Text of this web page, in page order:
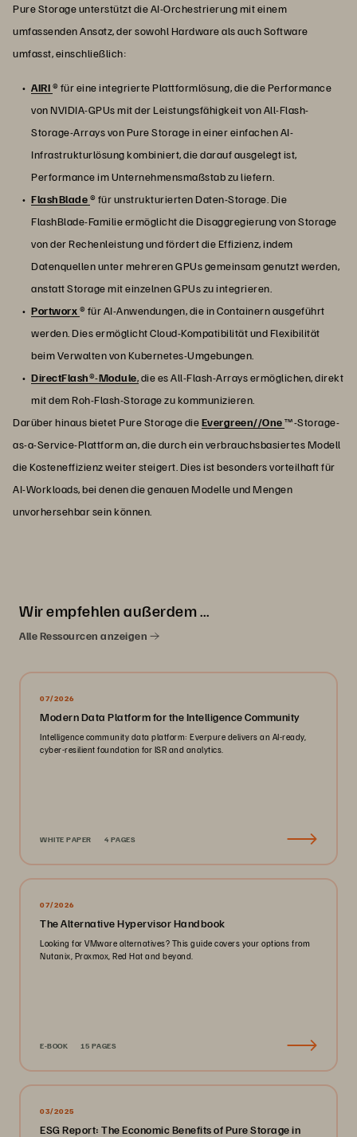
Pure Storage unterstützt die AI-Orchestrierung mit einem
umfassenden Ansatz, der sowohl Hardware als auch Software
umfasst, einschließlich:
AIRI® für eine integrierte Plattformlösung, die die Performance
von NVIDIA-GPUs mit der Leistungsfähigkeit von All-Flash-
Storage-Arrays von Pure Storage in einer einfachen AI-
Infrastrukturlösung kombiniert, die darauf ausgelegt ist,
Performance im Unternehmensmaßstab zu liefern.
FlashBlade® für unstrukturierten Daten-Storage. Die
FlashBlade-Familie ermöglicht die Disaggregierung von Storage
von der Rechenleistung und fördert die Effizienz, indem
Datenquellen unter mehreren GPUs gemeinsam genutzt werden,
anstatt Storage mit einzelnen GPUs zu integrieren.
Portworx® für AI-Anwendungen, die in Containern ausgeführt
werden. Dies ermöglicht Cloud-Kompatibilität und Flexibilität
beim Verwalten von Kubernetes-Umgebungen.
DirectFlash®-Module,die es All-Flash-Arrays ermöglichen, direkt
mit dem Roh-Flash-Storage zu kommunizieren.
Darüber hinaus bietet Pure Storage dieEvergreen//One™-Storage-
as-a-Service-Plattform an, die durch ein verbrauchsbasiertes Modell
die Kosteneffizienz weiter steigert. Dies ist besonders vorteilhaft für
AI-Workloads, bei denen die genauen Modelle und Mengen
unvorhersehbar sein können.
Wir empfehlen außerdem …
Alle Ressourcen anzeigen
07/2026
Modern Data Platform for the Intelligence Community
Intelligence community data platform: Everpure delivers an AI-ready,
cyber-resilient foundation for ISR and analytics.
WHITE PAPER 4 PAGES
07/2026
The Alternative Hypervisor Handbook
Looking for VMware alternatives? This guide covers your options from
Nutanix, Proxmox, Red Hat and beyond.
E-BOOK 15 PAGES
03/2025
ESG Report: The Economic Benefits of Pure Storage in